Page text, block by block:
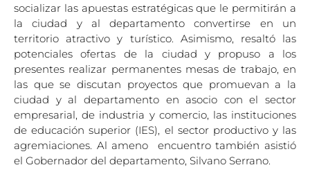
socializar las apuestas estratégicas que le permitirán a
la ciudad y al departamento convertirse en un
territorio atractivo y turístico. Asimismo, resaltó las
potenciales ofertas de la ciudad y propuso a los
presentes realizar permanentes mesas de trabajo, en
las que se discutan proyectos que promuevan a la
ciudad y al departamento en asocio con el sector
empresarial, de industria y comercio, las instituciones
de educación superior (IES), el sector productivo y las
agremiaciones. Al ameno
encuentro también asistió
el Gobernador del departamento, Silvano Serrano.